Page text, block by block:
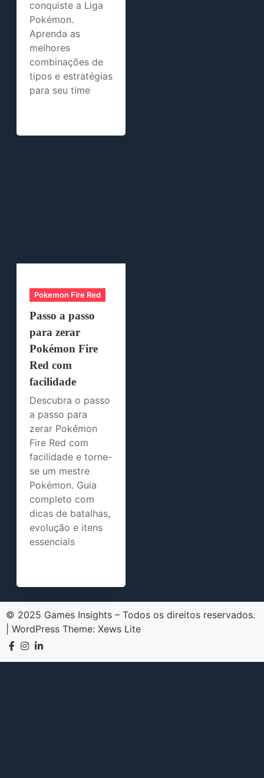
conquiste a Liga
Pokémon.
Aprenda as
melhores
combinações de
tipos e estratégias
para seu time
Pokemon Fire Red
Passo a passo
para zerar
Pokémon Fire
Red com
facilidade
Descubra o passo
a passo para
zerar Pokémon
Fire Red com
facilidade e torne-
se um mestre
Pokémon. Guia
completo com
dicas de batalhas,
evolução e itens
essenciais
© 2025 Games Insights – Todos os direitos reservados.
WordPress Theme: Xews Lite